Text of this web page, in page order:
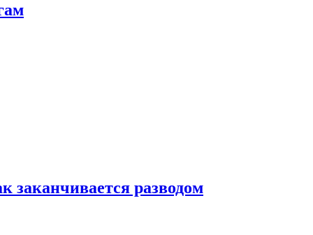
заканчивается разводом